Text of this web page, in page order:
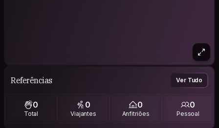
Referências Ver Tudo
0
Total
0
Viajantes
0
Anfitriões
0
Pessoal